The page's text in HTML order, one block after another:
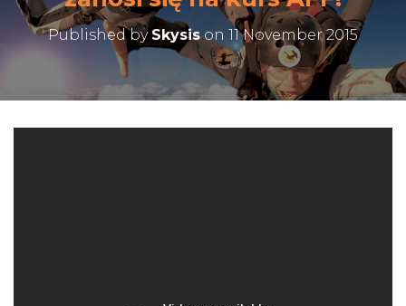
Published bySkysison 11 November 2015